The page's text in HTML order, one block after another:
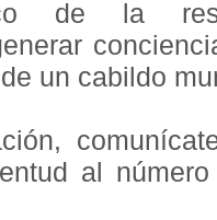
de la
un cabildo
al